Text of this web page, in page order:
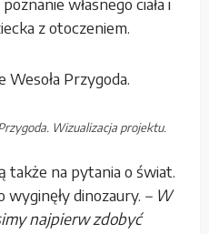
z otoczeniem.
Wizualizacja projektu.
także na pytania o świat.
wyginęły dinozaury. – W
najpierw zdobyć